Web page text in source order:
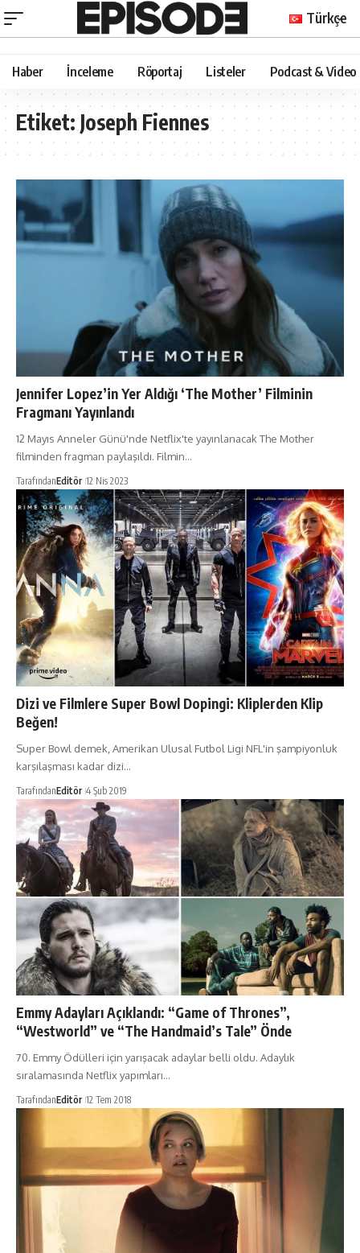
Türkçe
Haber İnceleme Röportaj Listeler Podcast & Video
Etiket:Joseph Fiennes
Jennifer Lopez’in Yer Aldığı ‘The Mother’ Filminin
Fragmanı Yayınlandı
12 Mayıs Anneler Günü'nde Netflix'te yayınlanacak The Mother
filminden fragman paylaşıldı. Filmin…
TarafındanEditör 12 Nis 2023
Dizi ve Filmlere Super Bowl Dopingi: Kliplerden Klip
Beğen!
Super Bowl demek, Amerikan Ulusal Futbol Ligi NFL'in şampiyonluk
karşılaşması kadar dizi…
TarafındanEditör 4 Şub 2019
Emmy Adayları Açıklandı: “Game of Thrones”,
“Westworld” ve “The Handmaid’s Tale” Önde
70. Emmy Ödülleri için yarışacak adaylar belli oldu. Adaylık
sıralamasında Netflix yapımları…
TarafındanEditör 12 Tem 2018